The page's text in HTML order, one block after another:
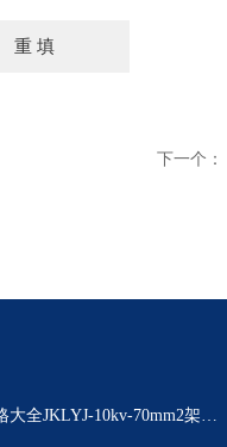
下一个：
架空线规格大全JKLYJ-10kv-70mm2架空铝芯导线